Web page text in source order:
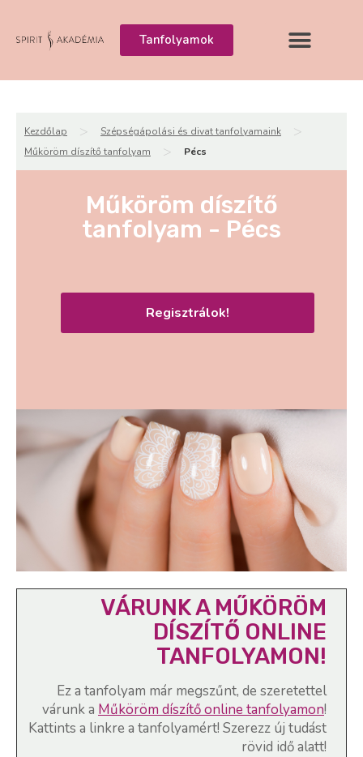
Tanfolyamok
Kezdőlap > Szépségápolási és divat tanfolyamaink >
Műköröm díszítő tanfolyam > Pécs
Műköröm díszítő
tanfolyam - Pécs
Regisztrálok!
VÁRUNK A MŰKÖRÖM
DÍSZÍTŐ ONLINE
TANFOLYAMON!
Ez a tanfolyam már megszűnt, de szeretettel
várunk a Műköröm díszítő online tanfolyamon!
Kattints a linkre a tanfolyamért! Szerezz új tudást
rövid idő alatt!